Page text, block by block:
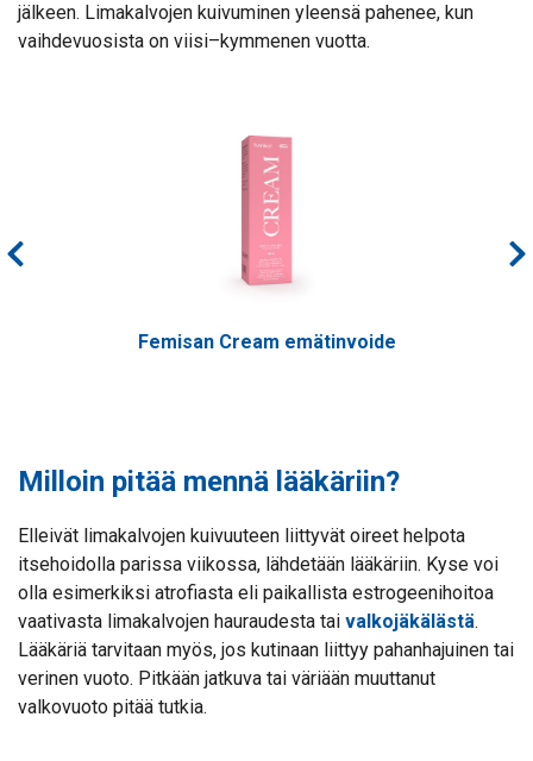
jälkeen. Limakalvojen kuivuminen yleensä pahenee, kun
vaihdevuosista on viisi–kymmenen vuotta.
Femisan Cream emätinvoide
Milloin pitää mennä lääkäriin?
Elleivät limakalvojen kuivuuteen liittyvät oireet helpota
itsehoidolla parissa viikossa, lähdetään lääkäriin. Kyse voi
olla esimerkiksi atrofiasta eli paikallista estrogeenihoitoa
vaativasta limakalvojen hauraudesta tai valkojäkälästä.
Lääkäriä tarvitaan myös, jos kutinaan liittyy pahanhajuinen tai
verinen vuoto. Pitkään jatkuva tai väriään muuttanut
valkovuoto pitää tutkia.